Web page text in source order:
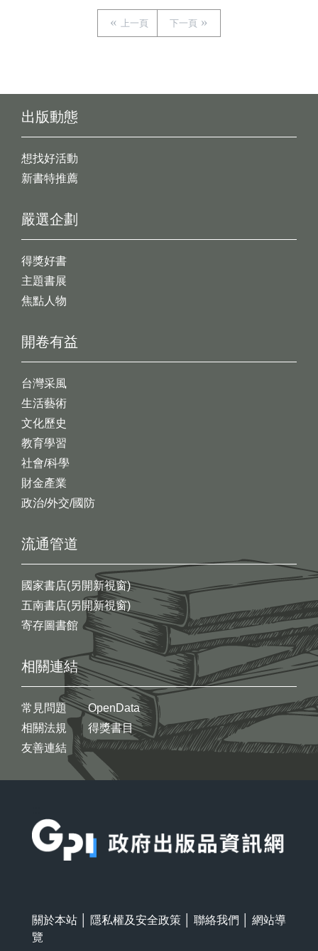
上一頁 下一頁
出版動態
想找好活動
新書特推薦
開卷有益
台灣采風
生活藝術
文化歷史
教育學習
社會/科學
財金產業
政治/外交/國防
嚴選企劃
得獎好書
主題書展
焦點人物
流通管道
國家書店(另開新視窗)
五南書店(另開新視窗)
寄存圖書館
相關連結
常見問題
相關法規
友善連結
OpenData
得獎書目
關於本站 隱私權及安全政策 聯絡我們
網站導
覽